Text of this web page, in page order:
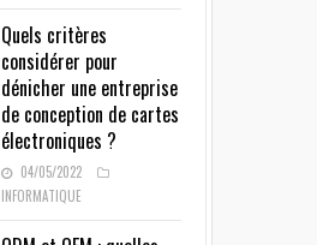
Quels critères
considérer pour
dénicher une entreprise
de conception de cartes
électroniques ?
04/05/2022
INFORMATIQUE